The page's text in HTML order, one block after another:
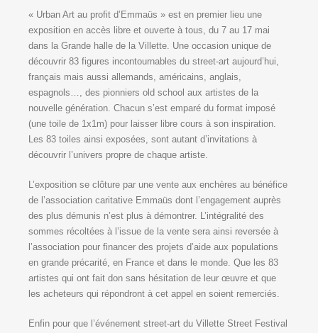
« Urban Art au profit d’Emmaüs » est en premier lieu une
exposition en accès libre et ouverte à tous, du 7 au 17 mai
dans la Grande halle de la Villette. Une occasion unique de
découvrir 83 figures incontournables du street-art aujourd’hui,
français mais aussi allemands, américains, anglais,
espagnols…, des pionniers old school aux artistes de la
nouvelle génération. Chacun s’est emparé du format imposé
(une toile de 1x1m) pour laisser libre cours à son inspiration.
Les 83 toiles ainsi exposées, sont autant d’invitations à
découvrir l’univers propre de chaque artiste.
L’exposition se clôture par une vente aux enchères au bénéfice
de l’association caritative Emmaüs dont l’engagement auprès
des plus démunis n’est plus à démontrer. L’intégralité des
sommes récoltées à l’issue de la vente sera ainsi reversée à
l’association pour financer des projets d’aide aux populations
en grande précarité, en France et dans le monde. Que les 83
artistes qui ont fait don sans hésitation de leur œuvre et que
les acheteurs qui répondront à cet appel en soient remerciés.
Enfin pour que l’événement street-art du Villette Street Festival